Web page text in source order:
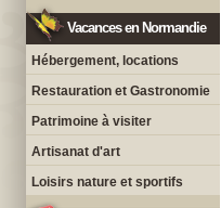
Vacances en Normandie
Hébergement, locations
Restauration et Gastronomie
Patrimoine à visiter
Artisanat d'art
Loisirs nature et sportifs